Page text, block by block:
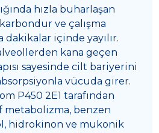
hızla buharlaşan
ve çalışma
dakikalar içinde yayılır.
kana geçen
sayesinde cilt bariyerini
vücuda girer.
P450 2E1 tarafından
metabolizma, benzen
hidrokinon ve mukonik